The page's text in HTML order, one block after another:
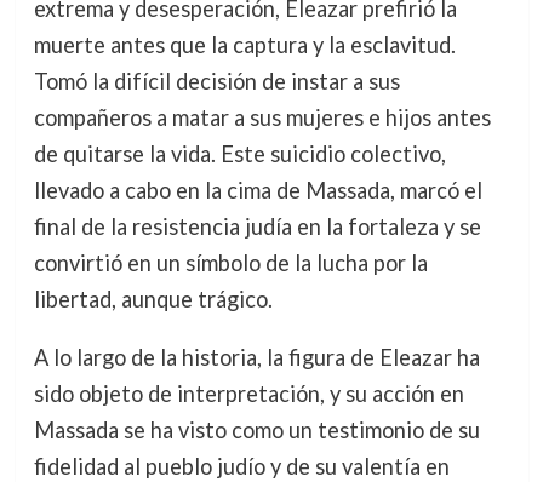
extrema y desesperación, Eleazar prefirió la
muerte antes que la captura y la esclavitud.
Tomó la difícil decisión de instar a sus
compañeros a matar a sus mujeres e hijos antes
de quitarse la vida. Este suicidio colectivo,
llevado a cabo en la cima de Massada, marcó el
final de la resistencia judía en la fortaleza y se
convirtió en un símbolo de la lucha por la
libertad, aunque trágico.
A lo largo de la historia, la figura de Eleazar ha
sido objeto de interpretación, y su acción en
Massada se ha visto como un testimonio de su
fidelidad al pueblo judío y de su valentía en